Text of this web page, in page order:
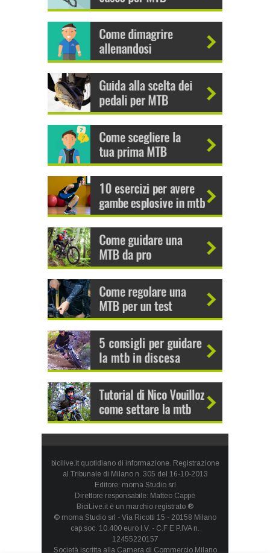
bicilive.it quotidiano di informazione. Registrazione
al Tribunale di Milano n. 305 del 16-10-2013
Editore: moma Studio srl
Direttore responsabile: Matteo Cappè
BiciLive.it è un marchio registrato ®
© moma Studio srl - Via Ricotti 15 - 20158 Milano
cap.soc. 10.400 euro I.V. - C.F E P.IVA n.
12455220157
Società iscritta alla Camera di Commercio Milano